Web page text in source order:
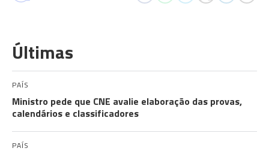
Últimas
PAÍS
Ministro pede que CNE avalie elaboração das provas,
calendários e classificadores
PAÍS